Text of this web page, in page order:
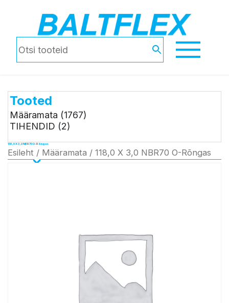
Tooted
Määramata (1767)
TIHENDID (2)
118,0 X 3,0 NBR70 O-Rõngas
Esileht / Määramata / 118,0 X 3,0 NBR70 O-Rõngas